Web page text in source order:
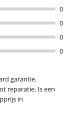
0
0
0
0
garantie.
reparatie. Is een
in